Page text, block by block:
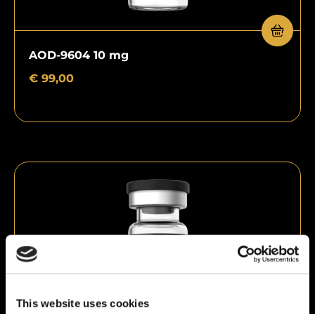
This website uses cookies
AOD-9604 10 mg
€ 99,00